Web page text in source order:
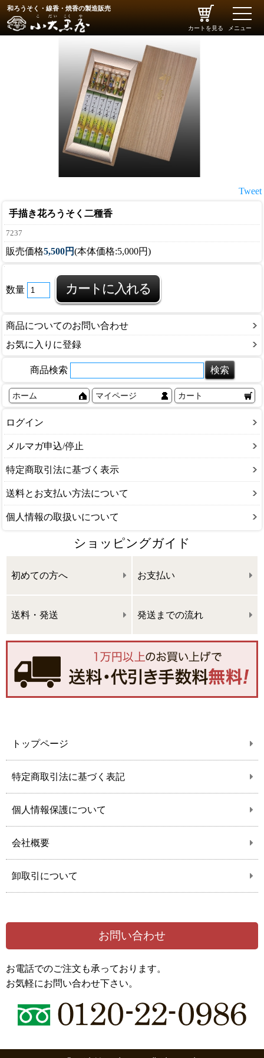
和ろうそく・線香・焼香の製造販売
カートを見る
toggle
メニュー
Tweet
手描き花ろうそく二種香
7237
販売価格5,500円(本体価格:5,000円)
数量
商品についてのお問い合わせ
お気に入りに登録
商品検索
ホーム マイページ カート
ログイン
メルマガ申込/停止
特定商取引法に基づく表示
送料とお支払い方法について
個人情報の取扱いについて
ショッピングガイド
初めての方へ お支払い
送料・発送 発送までの流れ
トップページ
特定商取引法に基づく表記
個人情報保護について
会社概要
卸取引について
お問い合わせ
お電話でのご注文も承っております。
お気軽にお問い合わせ下さい。